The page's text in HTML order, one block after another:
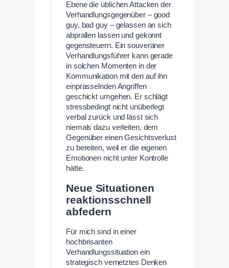
Ebene die üblichen Attacken der
Verhandlungsgegenüber – good
guy, bad guy – gelassen an sich
abprallen lassen und gekonnt
gegensteuern. Ein souveräner
Verhandlungsführer kann gerade
in solchen Momenten in der
Kommunikation mit den auf ihn
einprasselnden Angriffen
geschickt umgehen. Er schlägt
stressbedingt nicht unüberlegt
verbal zurück und lässt sich
niemals dazu verleiten, dem
Gegenüber einen Gesichtsverlust
zu bereiten, weil er die eigenen
Emotionen nicht unter Kontrolle
hätte.
Neue Situationen
reaktionsschnell
abfedern
Für mich sind in einer
hochbrisanten
Verhandlungssituation ein
strategisch vernetztes Denken